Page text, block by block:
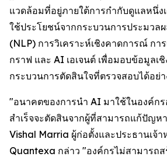
แวดล้อมที่อยู่ภายใต้การกำกับดูแลหนึ่ง
ใช้ประโยชน์จากกระบวนการประมวล
(NLP) การวิเคราะห์เชิงคาดการณ์ กา
กราฟ และ AI เอเจนต์ เพื่อมอบข้อมูลเ
กระบวนการตัดสินใจที่ตรวจสอบได้อย่
"อนาคตของการนำ AI มาใช้ในองค์กร
สำเร็จจะตัดสินจากผู้ที่สามารถแก้ปัญห
Vishal Marria ผู้ก่อตั้งและประธานเจ้
Quantexa กล่าว "องค์กรไม่สามารถ